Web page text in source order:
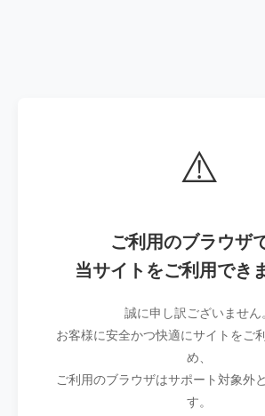
⚠️
ご利用のブラウザ
当サイトをご利用でき
誠に申し訳ございません。
お客様に安全かつ快適にサイトをご
め、
ご利用のブラウザはサポート対象外
す。